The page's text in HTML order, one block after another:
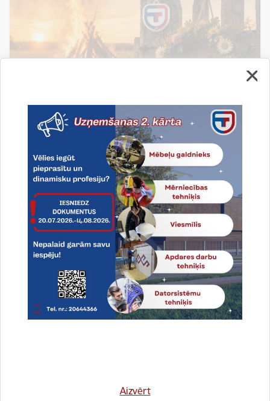
Aizvērt
Līgo svētki - tas ir laiks, kad apstājamies, atskatamies
un novērtējam to, kas patiesi svarīgs: ģimene,
draudzība un piederība savai zemei.
19.06.2026.
Visi jaunumi